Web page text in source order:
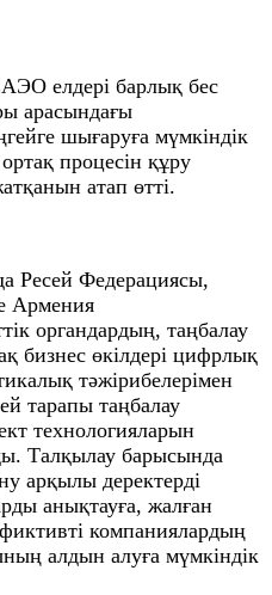
елдері барлық бес
арасындағы
шығаруға мүмкіндік
процесін құру
атап өтті.
Ресей Федерациясы,
Армения
органдардың, таңбалау
бизнес өкілдері цифрлық
тәжірибелерімен
тарапы таңбалау
технологияларын
Талқылау барысында
арқылы деректерді
анықтауға, жалған
компаниялардың
алдын алуға мүмкіндік